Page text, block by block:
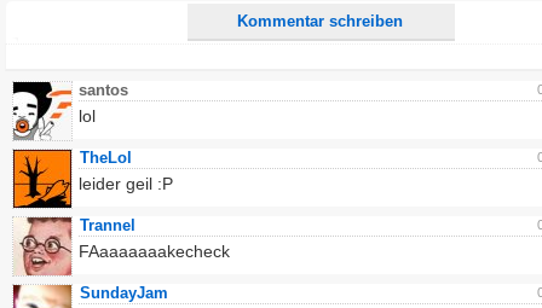
Kommentar schreiben
santos
lol
TheLol
leider geil :P
Trannel
FAaaaaaaakecheck
SundayJam